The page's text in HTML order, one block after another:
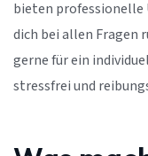
bieten professionelle
dich bei allen Fragen
gerne für ein
stressfrei und